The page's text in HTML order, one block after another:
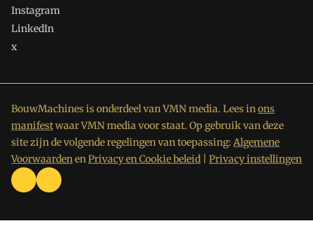
Instagram
LinkedIn
x
BouwMachines is onderdeel van VMN media. Lees inons
manifestwaar VMN media voor staat. Op gebruik van deze
site zijn de volgende regelingen van toepassing: Algemene
VoorwaardenenPrivacy en Cookie beleid Privacy instellingen